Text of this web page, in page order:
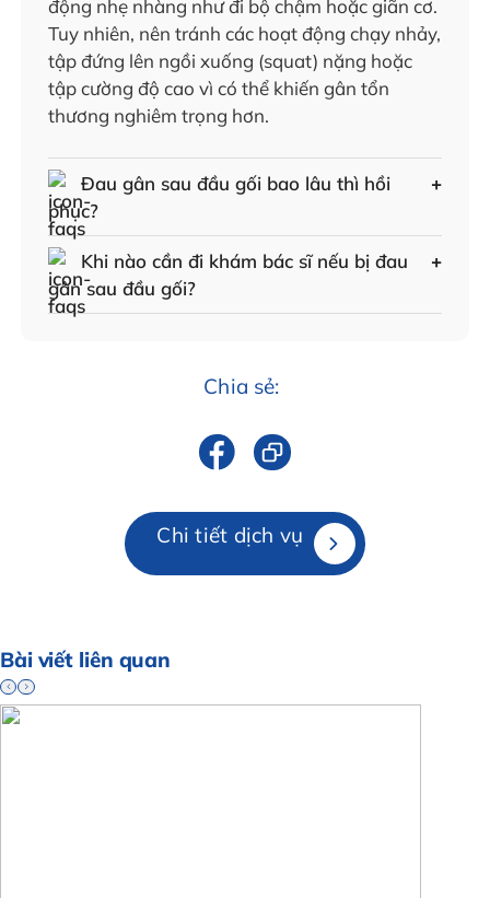
động nhẹ nhàng như đi bộ chậm hoặc giãn cơ.
Tuy nhiên, nên tránh các hoạt động chạy nhảy,
tập đứng lên ngồi xuống (squat) nặng hoặc
tập cường độ cao vì có thể khiến gân tổn
thương nghiêm trọng hơn.
Đau gân sau đầu gối bao lâu thì hồi
phục?
Khi nào cần đi khám bác sĩ nếu bị đau
gân sau đầu gối?
Chia sẻ:
Chi tiết dịch vụ
Bài viết liên quan